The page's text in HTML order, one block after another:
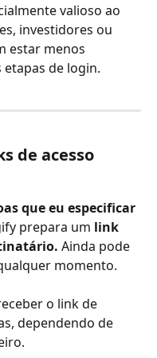
valioso ao
investidores ou
estar menos
de login.
de acesso
que eu especificar
prepara um link
Ainda pode
momento.
o link de
dependendo de